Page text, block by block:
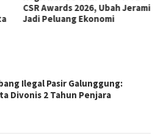
CSR Awards 2026, Ubah Jerami
Jadi Peluang Ekonomi
Ilegal Pasir Galunggung:
Divonis 2 Tahun Penjara